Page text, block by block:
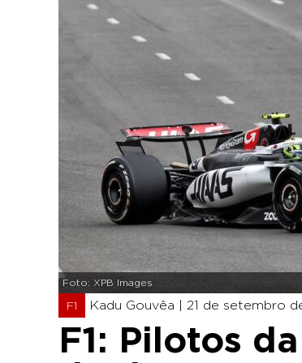
Foto: XPB Images
F1 Kadu Gouvêa | 21 de setembro
F1: Pilotos